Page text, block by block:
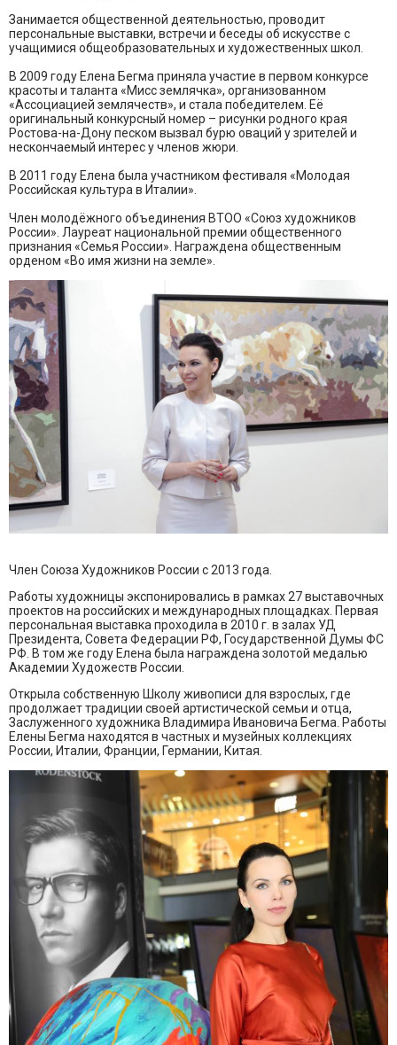
Занимается общественной деятельностью, проводит
персональные выставки, встречи и беседы об искусстве с
учащимися общеобразовательных и художественных школ.
В 2009 году Елена Бегма приняла участие в первом конкурсе
красоты и таланта «Мисс землячка», организованном
«Ассоциацией землячеств», и стала победителем. Её
оригинальный конкурсный номер – рисунки родного края
Ростова-на-Дону песком вызвал бурю оваций у зрителей и
нескончаемый интерес у членов жюри.
В 2011 году Елена была участником фестиваля «Молодая
Российская культура в Италии».
Член молодёжного объединения ВТОО «Союз художников
России». Лауреат национальной премии общественного
признания «Семья России». Награждена общественным
орденом «Во имя жизни на земле».
Член Союза Художников России с 2013 года.
Работы художницы экспонировались в рамках 27 выставочных
проектов на российских и международных площадках. Первая
персональная выставка проходила в 2010 г. в залах УД
Президента, Совета Федерации РФ, Государственной Думы ФС
РФ. В том же году Елена была награждена золотой медалью
Академии Художеств России.
Открыла собственную Школу живописи для взрослых, где
продолжает традиции своей артистической семьи и отца,
Заслуженного художника Владимира Ивановича Бегма. Работы
Елены Бегма находятся в частных и музейных коллекциях
России, Италии, Франции, Германии, Китая.